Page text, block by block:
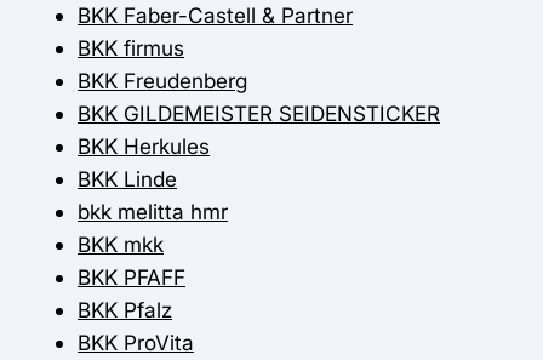
BKK Faber-Castell & Partner
BKK firmus
BKK Freudenberg
BKK GILDEMEISTER SEIDENSTICKER
BKK Herkules
BKK Linde
bkk melitta hmr
BKK mkk
BKK PFAFF
BKK Pfalz
BKK ProVita